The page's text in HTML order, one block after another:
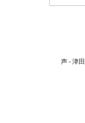
声 - 津